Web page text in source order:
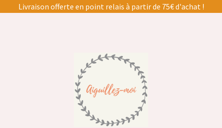
Livraison offerte en point relais à partir de 75€ d'achat !